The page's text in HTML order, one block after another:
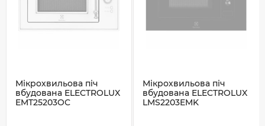
Мікрохвильова піч
вбудована ELECTROLUX
EMT25203OC
Мікрохвильова піч
вбудована ELECTROLUX
LMS2203EMK